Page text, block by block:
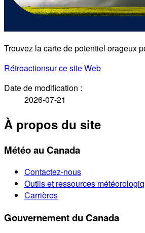
Trouvez la carte de potentiel orageux
Rétroactionsur ce site Web
Date de modification :
2026-07-21
À propos du site
Météo au Canada
Contactez-nous
Outils et ressources
Carrières
Gouvernement du Canada